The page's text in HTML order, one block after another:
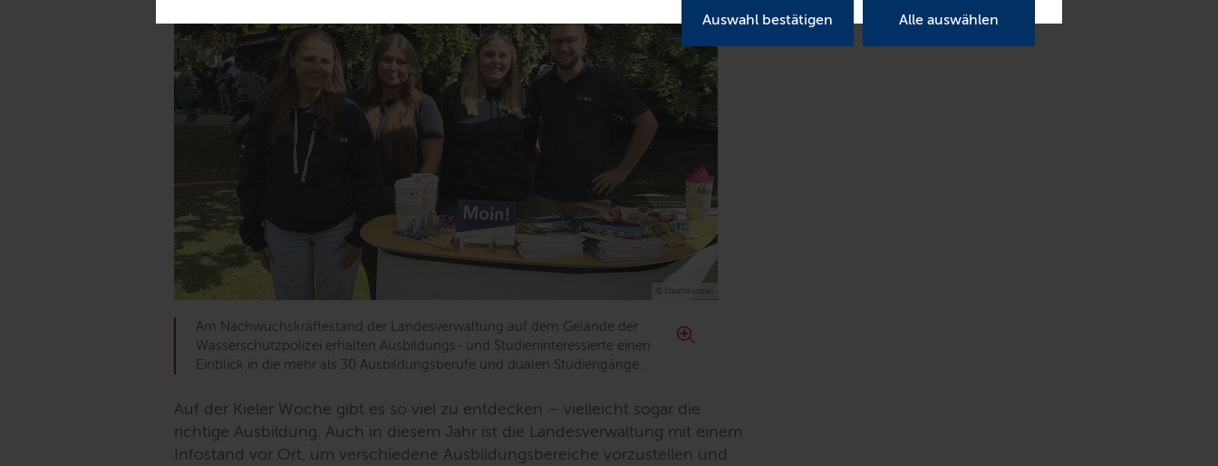
Auswahl bestätigen Alle auswählen
© Staatskanzlei
Am Nachwuchskräftestand der Landesverwaltung auf dem Gelände der
Wasserschutzpolizei erhalten Ausbildungs- und Studieninteressierte einen
Einblick in die mehr als 30 Ausbildungsberufe und dualen Studiengänge.
Auf der Kieler Woche gibt es so viel zu entdecken – vielleicht sogar die
richtige Ausbildung. Auch in diesem Jahr ist die Landesverwaltung mit einem
Infostand vor Ort, um verschiedene Ausbildungsbereiche vorzustellen und